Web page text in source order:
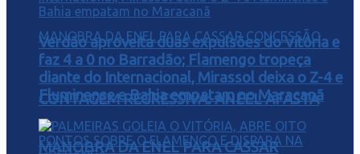
CONTAGEM REGRESSIVA: ANEEL AFASTA
MANOBRA DA ENEL PARA CASSAR
Verdão aproveita duas expulsões do Vitória e
faz 4 a 0 no Barradão; Flamengo tropeça
diante do Internacional, Mirassol deixa o Z-4 e
Fluminense e Bahia empatam no Maracanã